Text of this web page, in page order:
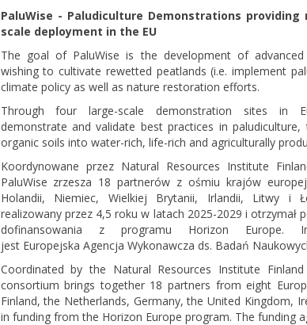
PaluWise - Paludiculture Demonstrations
scale deployment in the EU
The goal of PaluWise is the development of
wishing to cultivate rewetted peatlands (i.e. implement
climate policy as well as nature restoration efforts.
Through four large-scale demonstration sites in
demonstrate and validate best practices in paludiculture,
organic soils into water-rich, life-rich and agriculturally
Koordynowane przez Natural Resources Institute
PaluWise zrzesza 18 partnerów z ośmiu krajów
Holandii, Niemiec, Wielkiej Brytanii, Irlandii, Litwy i
realizowany przez 4,5 roku w latach 2025-2029 i otrzymał
dofinansowania z programu Horizon Europe.
jest Europejska Agencja Wykonawcza ds. Badań
Coordinated by the Natural Resources Institute
consortium brings together 18 partners from eight
Finland, the Netherlands, Germany, the United Kingdom,
in funding from the Horizon Europe program. The funding